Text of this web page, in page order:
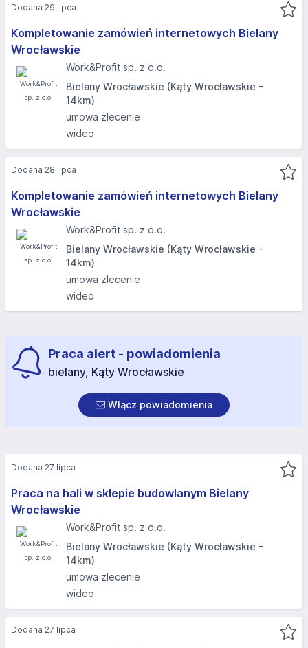
Kompletowanie zamówień internetowych Bielany
Wrocławskie
Work&Profit sp. z o.o.
Bielany Wrocławskie (Kąty Wrocławskie -
14km)
umowa zlecenie
wideo
Dodana 29 lipca
Kompletowanie zamówień internetowych Bielany
Wrocławskie
Work&Profit sp. z o.o.
Bielany Wrocławskie (Kąty Wrocławskie -
14km)
umowa zlecenie
wideo
Dodana 28 lipca
Praca alert - powiadomienia
bielany, Kąty Wrocławskie
Włącz powiadomienia
Praca na hali w sklepie budowlanym Bielany
Wrocławskie
Work&Profit sp. z o.o.
Bielany Wrocławskie (Kąty Wrocławskie -
14km)
umowa zlecenie
wideo
Dodana 27 lipca
Dodana 27 lipca